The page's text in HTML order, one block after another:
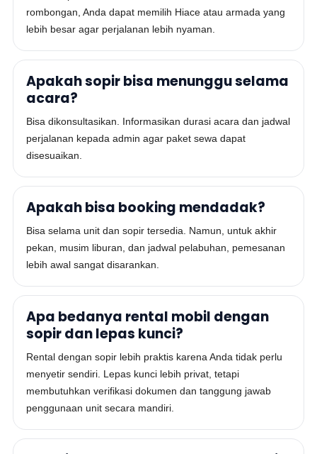
rombongan, Anda dapat memilih Hiace atau armada yang
lebih besar agar perjalanan lebih nyaman.
Apakah sopir bisa menunggu selama
acara?
Bisa dikonsultasikan. Informasikan durasi acara dan jadwal
perjalanan kepada admin agar paket sewa dapat
disesuaikan.
Apakah bisa booking mendadak?
Bisa selama unit dan sopir tersedia. Namun, untuk akhir
pekan, musim liburan, dan jadwal pelabuhan, pemesanan
lebih awal sangat disarankan.
Apa bedanya rental mobil dengan
sopir dan lepas kunci?
Rental dengan sopir lebih praktis karena Anda tidak perlu
menyetir sendiri. Lepas kunci lebih privat, tetapi
membutuhkan verifikasi dokumen dan tanggung jawab
penggunaan unit secara mandiri.